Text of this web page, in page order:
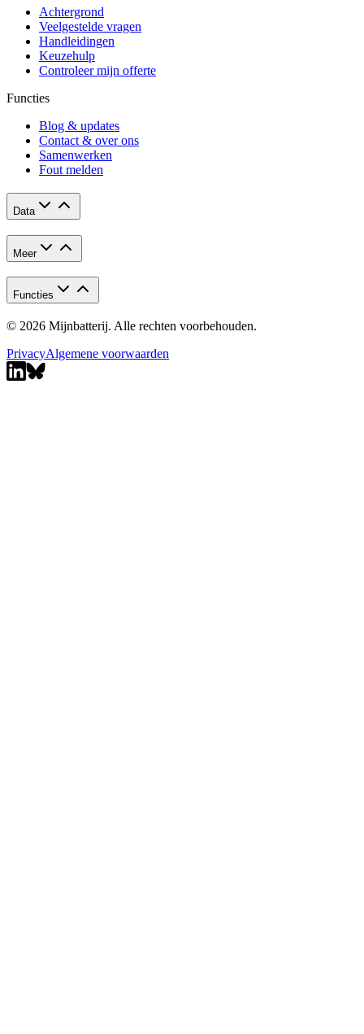
Achtergrond
Veelgestelde vragen
Handleidingen
Keuzehulp
Controleer mijn offerte
Functies
Blog & updates
Contact & over ons
Samenwerken
Fout melden
Data
Meer
Functies
© 2026 Mijnbatterij. Alle rechten voorbehouden.
PrivacyAlgemene voorwaarden